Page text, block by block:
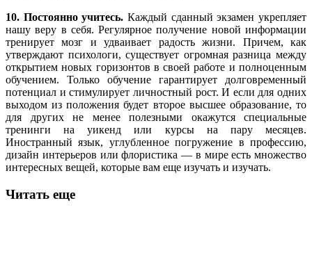
10. Постоянно учитесь. Каждый сданный экзамен укрепляет
нашу веру в себя. Регулярное получение новой информации
тренирует мозг и удваивает радость жизни. Причем, как
утверждают психологи, существует огромная разница между
открытием новых горизонтов в своей работе и полноценным
обучением. Только обучение гарантирует долговременный
потенциал и стимулирует личностный рост. И если для одних
выходом из положения будет второе высшее образование, то
для других не менее полезными окажутся специальные
тренинги на уикенд или курсы на пару месяцев.
Иностранный язык, углубленное погружение в профессию,
дизайн интерьеров или флористика — в мире есть множество
интересных вещей, которые вам еще изучать и изучать.
Читать еще